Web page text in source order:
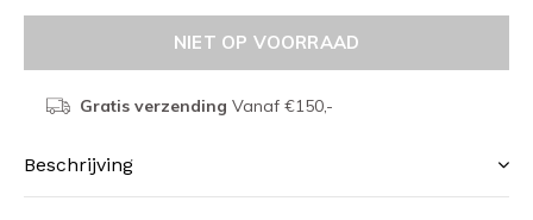
NIET OP VOORRAAD
Gratis verzending Vanaf €150,-
Beschrijving